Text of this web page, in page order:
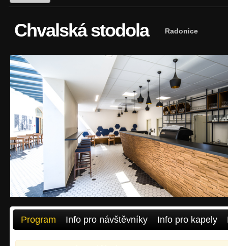
Chvalská stodola Radonice
Program Info pro návštěvníky Info pro kapely